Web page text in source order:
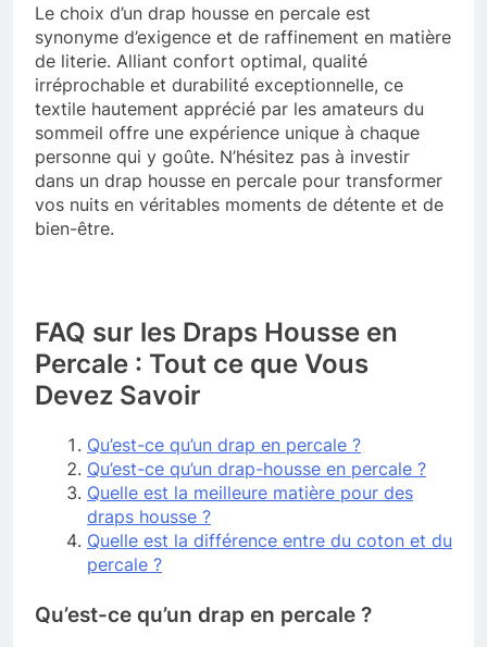
Le choix d’un drap housse en percale est
synonyme d’exigence et de raffinement en matière
de literie. Alliant confort optimal, qualité
irréprochable et durabilité exceptionnelle, ce
textile hautement apprécié par les amateurs du
sommeil offre une expérience unique à chaque
personne qui y goûte. N’hésitez pas à investir
dans un drap housse en percale pour transformer
vos nuits en véritables moments de détente et de
bien-être.
FAQ sur les Draps Housse en
Percale : Tout ce que Vous
Devez Savoir
Qu’est-ce qu’un drap en percale ?
Qu’est-ce qu’un drap-housse en percale ?
Quelle est la meilleure matière pour des
draps housse ?
Quelle est la différence entre du coton et du
percale ?
Qu’est-ce qu’un drap en percale ?